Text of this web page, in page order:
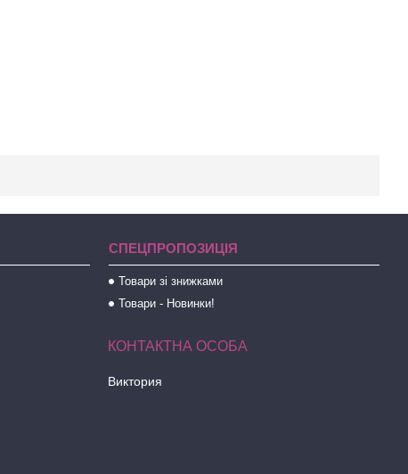
СПЕЦПРОПОЗИЦІЯ
Товари зі знижками
Товари - Новинки!
Виктория